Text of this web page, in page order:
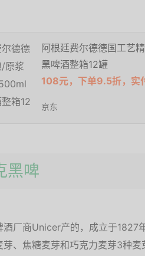
阿根廷费尔德德国工艺
黑啤酒整箱12罐
108元，下单9.5折，实
京东
黑啤
酒厂商Unicer产的，成立于1827
芽、焦糖麦芽和巧克力麦芽3种